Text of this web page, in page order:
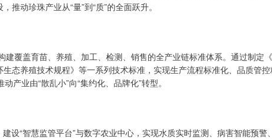
动珍珠产业从“量”到“质”的全面跃升。
建覆盖育苗、养殖、加工、检测、销售的全产业链标准体系。通过制定
态养殖技术规程》等一系列技术标准，实现生产流程标准化、品质管控
业由“散乱小”向“集约化、品牌化”转型。
设“智慧监管平台”与数字农业中心，实现水质实时监测、病害智能预警